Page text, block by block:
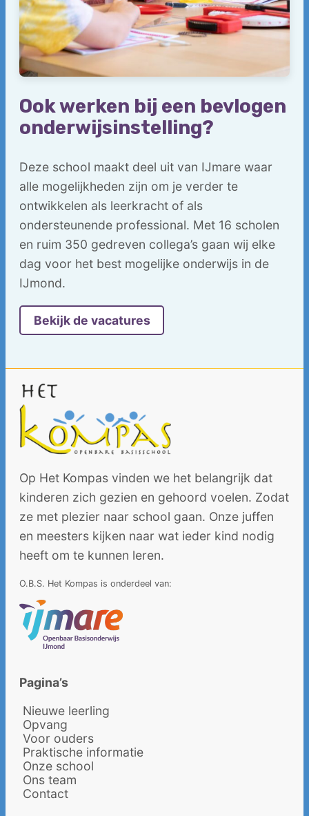
Ook werken bij een bevlogen
onderwijsinstelling?
Deze school maakt deel uit van IJmare waar
alle mogelijkheden zijn om je verder te
ontwikkelen als leerkracht of als
ondersteunende professional. Met 16 scholen
en ruim 350 gedreven collega’s gaan wij elke
dag voor het best mogelijke onderwijs in de
IJmond.
Bekijk de vacatures
Op Het Kompas vinden we het belangrijk dat
kinderen zich gezien en gehoord voelen. Zodat
ze met plezier naar school gaan. Onze juffen
en meesters kijken naar wat ieder kind nodig
heeft om te kunnen leren.
O.B.S. Het Kompas is onderdeel van:
Pagina’s
Nieuwe leerling
Opvang
Voor ouders
Praktische informatie
Onze school
Ons team
Contact